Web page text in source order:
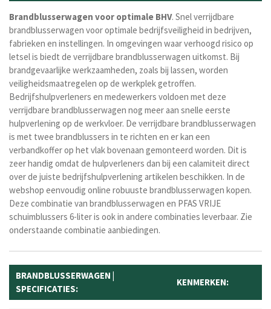
Brandblusserwagen voor optimale BHV. Snel verrijdbare
brandblusserwagen voor optimale bedrijfsveiligheid in bedrijven,
fabrieken en instellingen. In omgevingen waar verhoogd risico op
letsel is biedt de verrijdbare brandblusserwagen uitkomst. Bij
brandgevaarlijke werkzaamheden, zoals bij lassen, worden
veiligheidsmaatregelen op de werkplek getroffen.
Bedrijfshulpverleners en medewerkers voldoen met deze
verrijdbare brandblusserwagen nog meer aan snelle eerste
hulpverlening op de werkvloer. De verrijdbare brandblusserwagen
is met twee brandblussers in te richten en er kan een
verbandkoffer op het vlak bovenaan gemonteerd worden. Dit is
zeer handig omdat de hulpverleners dan bij een calamiteit direct
over de juiste bedrijfshulpverlening artikelen beschikken. In de
webshop eenvoudig online robuuste brandblusserwagen kopen.
Deze combinatie van brandblusserwagen en PFAS VRIJE
schuimblussers 6-liter is ook in andere combinaties leverbaar. Zie
onderstaande combinatie aanbiedingen.
BRANDBLUSSERWAGEN |
SPECIFICATIES:
KENMERKEN: